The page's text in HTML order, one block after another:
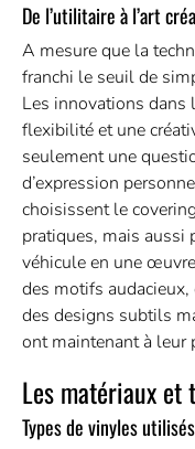
De l’utilitaire à l’art
A mesure que la
franchi le seuil de
Les innovations dans
flexibilité et une
seulement une
d’expression
choisissent le
pratiques, mais aussi
véhicule en une
des motifs
des designs subtils
ont maintenant à leur
Les matériaux et
Types de vinyles utilisés